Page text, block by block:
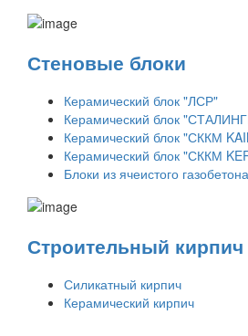
Стеновые блоки
Керамический блок "ЛСР"
Керамический блок
Керамический блок "СККМ
Керамический блок "СККМ
Блоки из ячеистого газобетона
Строительный кирпич
Силикатный кирпич
Керамический кирпич